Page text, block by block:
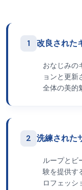
1 改良された
おなじみの
ョンと更新
全体の美的
2 洗練された
ループとビ
験を提供す
ロフェッシ